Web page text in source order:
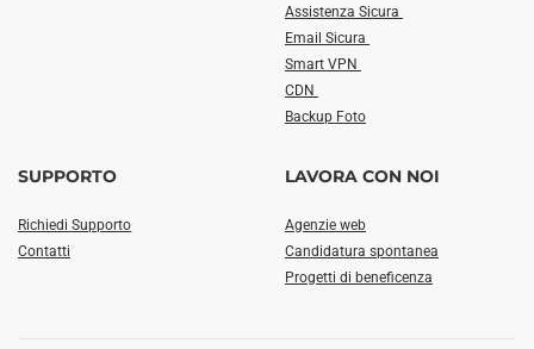
Assistenza Sicura
Email Sicura
Smart VPN
CDN
Backup Foto
SUPPORTO
Richiedi Supporto
Contatti
LAVORA CON NOI
Agenzie web
Candidatura spontanea
Progetti di beneficenza